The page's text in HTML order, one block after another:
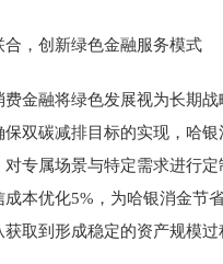
合，创新绿色金融服务模式
费金融将绿色发展视为长期
保双碳减排目标的实现，哈
对专属场景与特定需求进行
成本优化5%，为哈银消金节
取到形成稳定的资产规模过